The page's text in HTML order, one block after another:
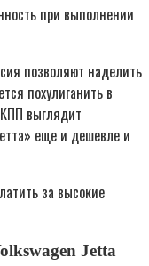
при выполнении
позволяют наделить
похулиганить в
выглядит
еще и дешевле и
за высокие
Jetta